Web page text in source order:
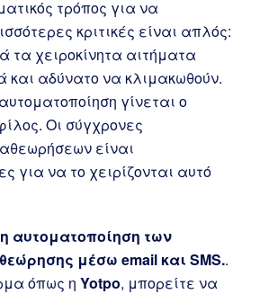
τρόπος για να
κριτικές είναι απλός:
τα χειροκίνητα αιτήματα
και αδύνατο να κλιμακωθούν.
γίνεται ο
Οι σύγχρονες
είναι
για να το χειρίζονται αυτό
η αυτοματοποίηση των
μέσω email και SMS..
όπως η Yotpo, μπορείτε να